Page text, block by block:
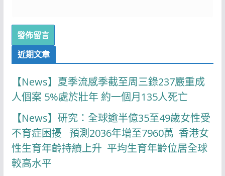
近期文章
【News】夏季流感季截至周三錄237嚴重成
人個案 5%處於壯年 約一個月135人死亡
【News】研究：全球逾半億35至49歲女性受
不育症困擾 預測2036年增至7960萬 香港女
性生育年齡持續上升 平均生育年齡位居全球
較高水平